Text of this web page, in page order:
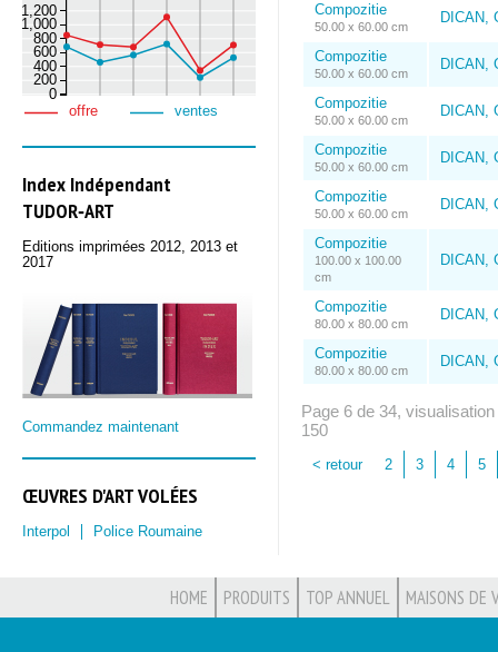
0
200
400
600
800
1,000
1,200
offre ventes
Index Indépendant
TUDOR‑ART
Editions imprimées 2012, 2013 et
2017
Commandez maintenant
ŒUVRES D'ART VOLÉES
Interpol Police Roumaine
Compozitie
50.00 x 60.00 cm
DICAN,
Compozitie
50.00 x 60.00 cm
DICAN,
Compozitie
50.00 x 60.00 cm
DICAN,
Compozitie
50.00 x 60.00 cm
DICAN,
Compozitie
50.00 x 60.00 cm
DICAN,
Compozitie
100.00 x 100.00
cm
DICAN,
Compozitie
80.00 x 80.00 cm
DICAN,
Compozitie
80.00 x 80.00 cm
DICAN,
Page 6 de 34,
150
< retour 2 3 4 5
HOME PRODUITS TOP ANNUEL MAISONS DE